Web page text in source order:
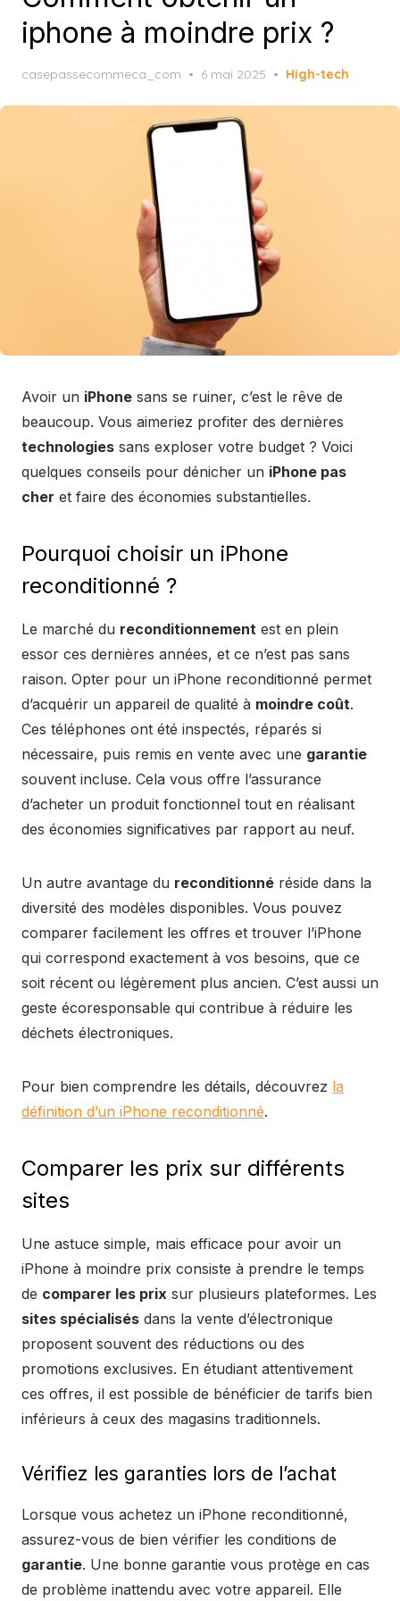
iphone à moindre prix ?
casepassecommeca_com
Posted
6 mai 2025 High-tech
Avoir un iPhone sans se ruiner, c’est le rêve de
beaucoup. Vous aimeriez profiter des dernières
technologies sans exploser votre budget ? Voici
quelques conseils pour dénicher un iPhone pas
cher et faire des économies substantielles.
Pourquoi choisir un iPhone
reconditionné ?
Le marché du reconditionnement est en plein
essor ces dernières années, et ce n’est pas sans
raison. Opter pour un iPhone reconditionné permet
d’acquérir un appareil de qualité à moindre coût.
Ces téléphones ont été inspectés, réparés si
nécessaire, puis remis en vente avec une garantie
souvent incluse. Cela vous offre l’assurance
d’acheter un produit fonctionnel tout en réalisant
des économies significatives par rapport au neuf.
Un autre avantage du reconditionné réside dans la
diversité des modèles disponibles. Vous pouvez
comparer facilement les offres et trouver l’iPhone
qui correspond exactement à vos besoins, que ce
soit récent ou légèrement plus ancien. C’est aussi un
geste écoresponsable qui contribue à réduire les
déchets électroniques.
Pour bien comprendre les détails, découvrez la
définition d’un iPhone reconditionné.
Comparer les prix sur différents
sites
Une astuce simple, mais efficace pour avoir un
iPhone à moindre prix consiste à prendre le temps
de comparer les prix sur plusieurs plateformes. Les
sites spécialisés dans la vente d’électronique
proposent souvent des réductions ou des
promotions exclusives. En étudiant attentivement
ces offres, il est possible de bénéficier de tarifs bien
inférieurs à ceux des magasins traditionnels.
Vérifiez les garanties lors de l’achat
Lorsque vous achetez un iPhone reconditionné,
assurez-vous de bien vérifier les conditions de
garantie. Une bonne garantie vous protège en cas
de problème inattendu avec votre appareil. Elle